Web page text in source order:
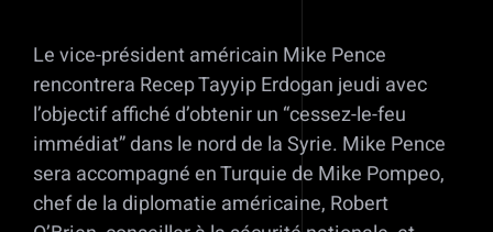
Le vice-président américain Mike Pence
rencontrera Recep Tayyip Erdogan jeudi avec
l’objectif affiché d’obtenir un “cessez-le-feu
immédiat” dans le nord de la Syrie. Mike Pence
sera accompagné en Turquie de Mike Pompeo,
chef de la diplomatie américaine, Robert